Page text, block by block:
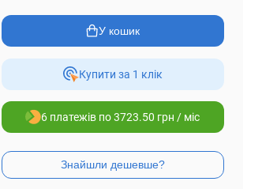
У кошик
Купити за 1 клiк
6 платежів по 3723.50 грн / міс